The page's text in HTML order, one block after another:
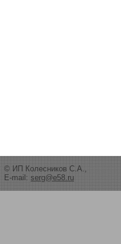
© ИП Колесников С.А.,
E-mail: serg@e58.ru